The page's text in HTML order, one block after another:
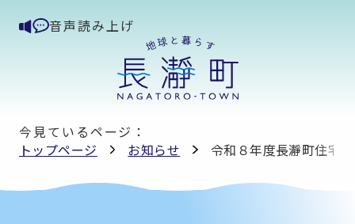
音声読み上げ
今見ているページ：
トップページ
お知らせ 令和８年度長瀞町住宅